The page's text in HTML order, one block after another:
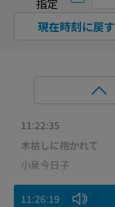
指定
現在時刻に戻す
11:22:35
木枯しに抱かれて
小泉今日子
11:26:19